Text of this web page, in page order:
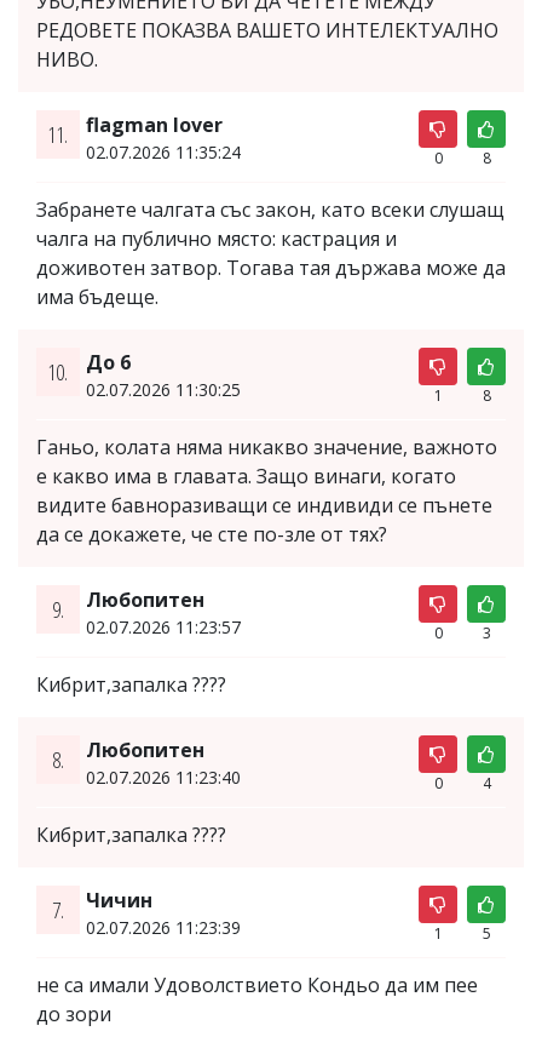
РЕДОВЕТЕ ПОКАЗВА ВАШЕТО ИНТЕЛЕКТУАЛНО
НИВО.
11. flagman lover
02.07.2026 11:35:24 0 8
Забранете чалгата със закон, като всеки слушащ
чалга на публично място: кастрация и
доживотен затвор. Тогава тая държава може да
има бъдеще.
10. До 6
02.07.2026 11:30:25 1 8
Ганьо, колата няма никакво значение, важното
е какво има в главата. Защо винаги, когато
видите бавноразиващи се индивиди се пънете
да се докажете, че сте по-зле от тях?
9. Любопитен
02.07.2026 11:23:57 0 3
Кибрит,запалка ????
8. Любопитен
02.07.2026 11:23:40 0 4
Кибрит,запалка ????
7. Чичин
02.07.2026 11:23:39 1 5
не са имали Удоволствието Кондьо да им пее
до зори